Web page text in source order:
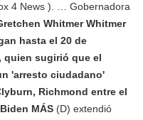
4 News ). … Gobernadora
Whitmer Whitmer
hasta el 20 de
quien sugirió que el
'arresto ciudadano'
Richmond entre el
MÁS (D) extendió